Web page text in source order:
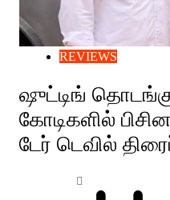
REVIEWS
ஷுட்டிங்
கோடிகளில்
டேர் டெவில்